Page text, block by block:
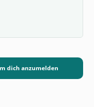
dich anzumelden